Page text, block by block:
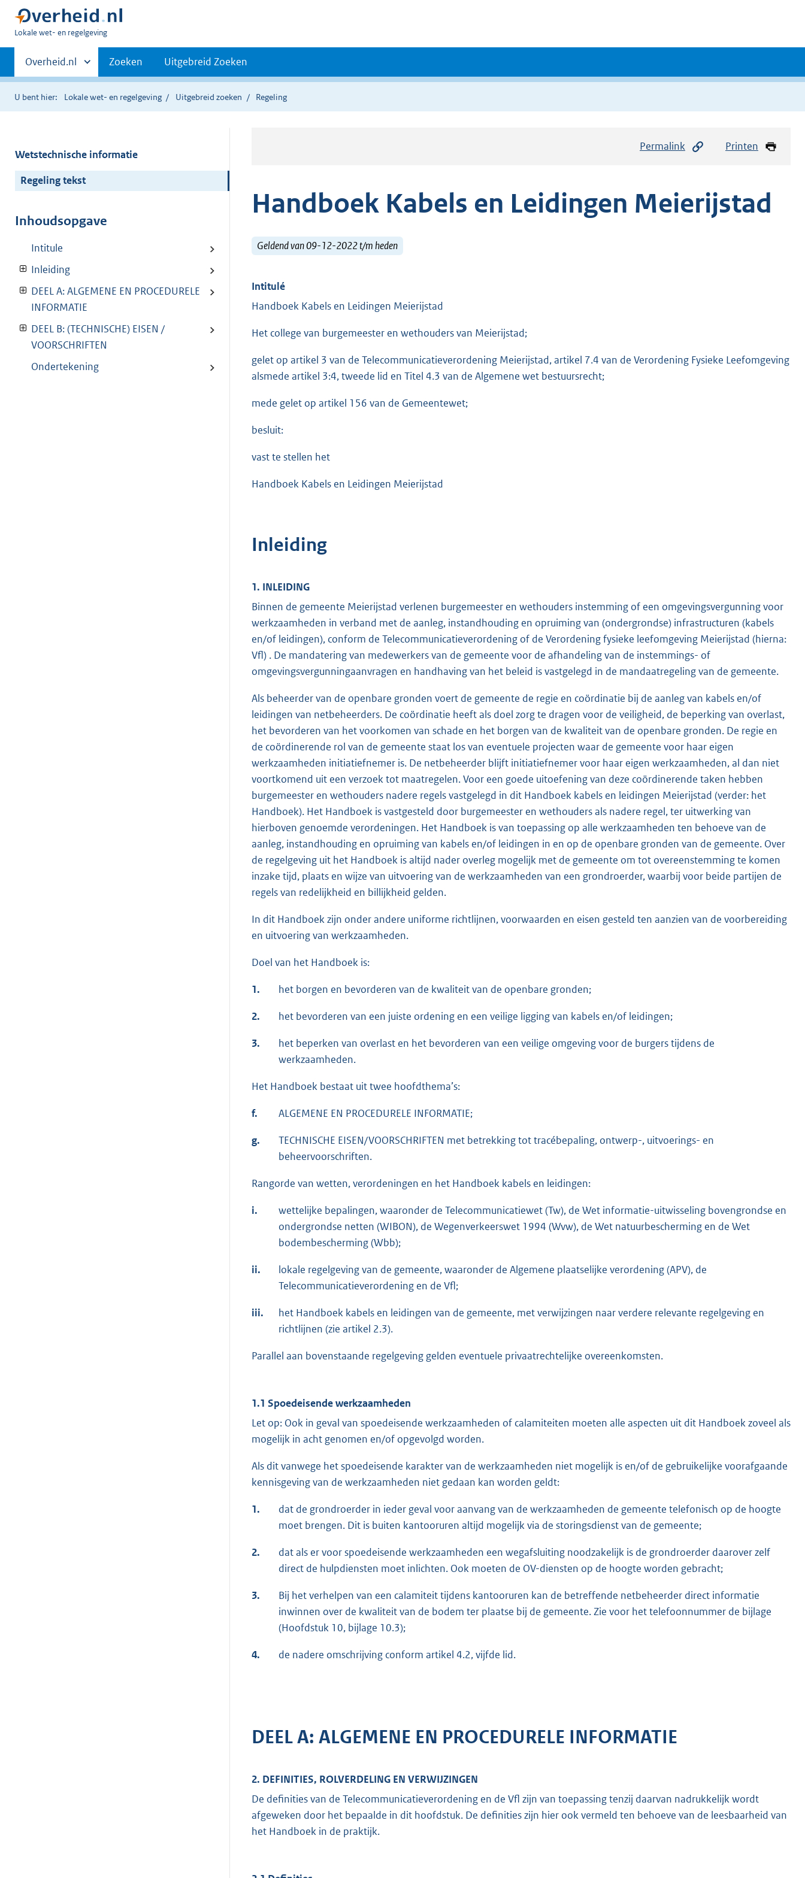
U
hier:
Lokale wet- en regelgeving
Primaire
navigatie
Andere
sites
binnen
Overheid.nl Zoeken Uitgebreid Zoeken
U bent hier: Lokale wet- en regelgeving Uitgebreid zoeken Regeling
Wetstechnische informatie
Regeling tekst
Inhoudsopgave
Intitule
Inleiding
DEEL A: ALGEMENE EN PROCEDURELE
INFORMATIE
DEEL B: (TECHNISCHE) EISEN /
VOORSCHRIFTEN
Ondertekening
Permalink Printen
Handboek Kabels en Leidingen Meierijstad
Geldend van 09-12-2022 t/m heden
Intitulé
Handboek Kabels en Leidingen Meierijstad
Het college van burgemeester en wethouders van Meierijstad;
gelet op artikel 3 van de Telecommunicatieverordening Meierijstad, artikel 7.4 van de Verordening Fysieke Leefomgeving
alsmede artikel 3:4, tweede lid en Titel 4.3 van de Algemene wet bestuursrecht;
mede gelet op artikel 156 van de Gemeentewet;
besluit:
vast te stellen het
Handboek Kabels en Leidingen Meierijstad
Inleiding
1. INLEIDING
Binnen de gemeente Meierijstad verlenen burgemeester en wethouders instemming of een omgevingsvergunning voor
werkzaamheden in verband met de aanleg, instandhouding en opruiming van (ondergrondse) infrastructuren (kabels
en/of leidingen), conform de Telecommunicatieverordening of de Verordening fysieke leefomgeving Meierijstad (hierna:
Vfl) . De mandatering van medewerkers van de gemeente voor de afhandeling van de instemmings- of
omgevingsvergunningaanvragen en handhaving van het beleid is vastgelegd in de mandaatregeling van de gemeente.
Als beheerder van de openbare gronden voert de gemeente de regie en coördinatie bij de aanleg van kabels en/of
leidingen van netbeheerders. De coördinatie heeft als doel zorg te dragen voor de veiligheid, de beperking van overlast,
het bevorderen van het voorkomen van schade en het borgen van de kwaliteit van de openbare gronden. De regie en
de coördinerende rol van de gemeente staat los van eventuele projecten waar de gemeente voor haar eigen
werkzaamheden initiatiefnemer is. De netbeheerder blijft initiatiefnemer voor haar eigen werkzaamheden, al dan niet
voortkomend uit een verzoek tot maatregelen. Voor een goede uitoefening van deze coördinerende taken hebben
burgemeester en wethouders nadere regels vastgelegd in dit Handboek kabels en leidingen Meierijstad (verder: het
Handboek). Het Handboek is vastgesteld door burgemeester en wethouders als nadere regel, ter uitwerking van
hierboven genoemde verordeningen. Het Handboek is van toepassing op alle werkzaamheden ten behoeve van de
aanleg, instandhouding en opruiming van kabels en/of leidingen in en op de openbare gronden van de gemeente. Over
de regelgeving uit het Handboek is altijd nader overleg mogelijk met de gemeente om tot overeenstemming te komen
inzake tijd, plaats en wijze van uitvoering van de werkzaamheden van een grondroerder, waarbij voor beide partijen de
regels van redelijkheid en billijkheid gelden.
In dit Handboek zijn onder andere uniforme richtlijnen, voorwaarden en eisen gesteld ten aanzien van de voorbereiding
en uitvoering van werkzaamheden.
Doel van het Handboek is:
1. het borgen en bevorderen van de kwaliteit van de openbare gronden;
2. het bevorderen van een juiste ordening en een veilige ligging van kabels en/of leidingen;
3.
het beperken van overlast en het bevorderen van een veilige omgeving voor de burgers tijdens de
werkzaamheden.
Het Handboek bestaat uit twee hoofdthema’s:
f. ALGEMENE EN PROCEDURELE INFORMATIE;
g.
TECHNISCHE EISEN/VOORSCHRIFTEN met betrekking tot tracébepaling, ontwerp-, uitvoerings- en
beheervoorschriften.
Rangorde van wetten, verordeningen en het Handboek kabels en leidingen:
i.
wettelijke bepalingen, waaronder de Telecommunicatiewet (Tw), de Wet informatie-uitwisseling bovengrondse en
ondergrondse netten (WIBON), de Wegenverkeerswet 1994 (Wvw), de Wet natuurbescherming en de Wet
bodembescherming (Wbb);
ii.
lokale regelgeving van de gemeente, waaronder de Algemene plaatselijke verordening (APV), de
Telecommunicatieverordening en de Vfl;
iii.
het Handboek kabels en leidingen van de gemeente, met verwijzingen naar verdere relevante regelgeving en
richtlijnen (zie artikel 2.3).
Parallel aan bovenstaande regelgeving gelden eventuele privaatrechtelijke overeenkomsten.
1.1 Spoedeisende werkzaamheden
Let op: Ook in geval van spoedeisende werkzaamheden of calamiteiten moeten alle aspecten uit dit Handboek zoveel als
mogelijk in acht genomen en/of opgevolgd worden.
Als dit vanwege het spoedeisende karakter van de werkzaamheden niet mogelijk is en/of de gebruikelijke voorafgaande
kennisgeving van de werkzaamheden niet gedaan kan worden geldt:
1.
dat de grondroerder in ieder geval voor aanvang van de werkzaamheden de gemeente telefonisch op de hoogte
moet brengen. Dit is buiten kantooruren altijd mogelijk via de storingsdienst van de gemeente;
2.
dat als er voor spoedeisende werkzaamheden een wegafsluiting noodzakelijk is de grondroerder daarover zelf
direct de hulpdiensten moet inlichten. Ook moeten de OV-diensten op de hoogte worden gebracht;
3.
Bij het verhelpen van een calamiteit tijdens kantooruren kan de betreffende netbeheerder direct informatie
inwinnen over de kwaliteit van de bodem ter plaatse bij de gemeente. Zie voor het telefoonnummer de bijlage
(Hoofdstuk 10, bijlage 10.3);
4. de nadere omschrijving conform artikel 4.2, vijfde lid.
DEEL A: ALGEMENE EN PROCEDURELE INFORMATIE
2. DEFINITIES, ROLVERDELING EN VERWIJZINGEN
De definities van de Telecommunicatieverordening en de Vfl zijn van toepassing tenzij daarvan nadrukkelijk wordt
afgeweken door het bepaalde in dit hoofdstuk. De definities zijn hier ook vermeld ten behoeve van de leesbaarheid van
het Handboek in de praktijk.